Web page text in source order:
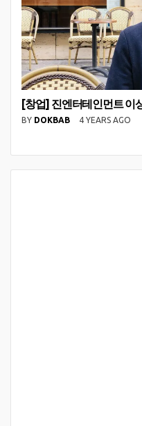
[창업] 진엔터테인먼트 이
BY DOKBAB 4 YEARS AGO